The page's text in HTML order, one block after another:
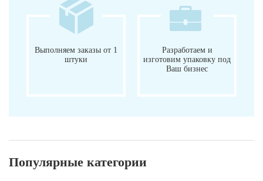
Выполняем заказы от 1
штуки
Разработаем и
изготовим упаковку под
Ваш бизнес
Популярные категории